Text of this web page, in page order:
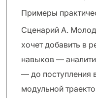
Примеры
Сценарий A.
хочет добавить в
навыков —
— до поступления
модульной